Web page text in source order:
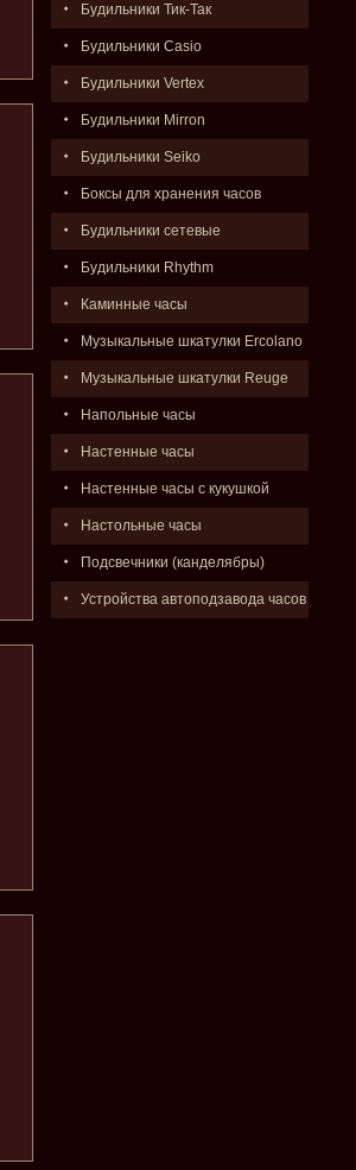
Будильники Тик-Так
Будильники Casio
Будильники Vertex
Будильники Mirron
Будильники Seiko
Боксы для хранения часов
Будильники сетевые
Будильники Rhythm
Каминные часы
Музыкальные шкатулки Ercolano
Музыкальные шкатулки Reuge
Напольные часы
Настенные часы
Настенные часы с кукушкой
Настольные часы
Подсвечники (канделябры)
Устройства автоподзавода часов